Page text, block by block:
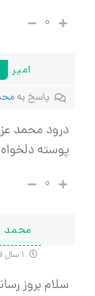
۰
امیر
پاسخ به
درود محمد
پوسته
۰
محمد
سلام بروز رسانی ۸.۲۹ رو